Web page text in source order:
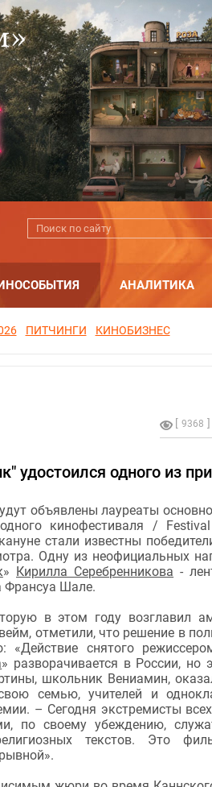
АНАЛИТИКА
ПИТЧИНГИ КИНОБИЗНЕС
9368
удостоился одного из
объявлены лауреаты
кинофестиваля /
стали известны
Одну из неофициальных
» Кирилла Серебренникова -
Франсуа Шале.
в этом году возглавил
отметили, что решение в
«Действие снятого
» разворачивается в России, но
школьник Вениамин,
семью, учителей и
– Сегодня экстремисты всех
по своему убеждению,
текстов. Это